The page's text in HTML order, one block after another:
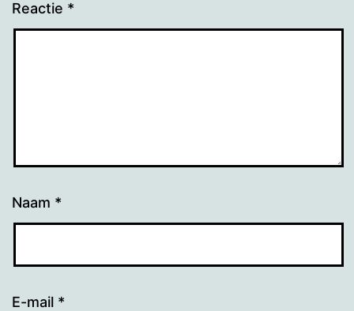
Reactie *
Naam *
E-mail *